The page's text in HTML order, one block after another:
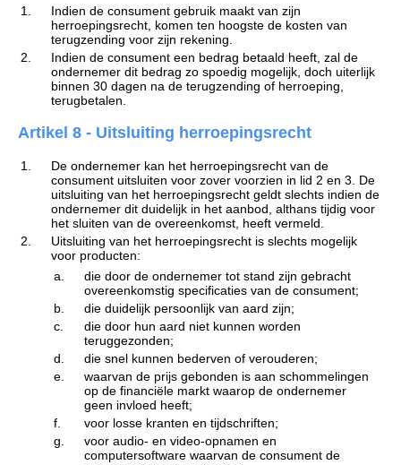
1.
Indien de consument gebruik maakt van zijn
herroepingsrecht, komen ten hoogste de kosten van
terugzending voor zijn rekening.
2.
Indien de consument een bedrag betaald heeft, zal de
ondernemer dit bedrag zo spoedig mogelijk, doch uiterlijk
binnen 30 dagen na de terugzending of herroeping,
terugbetalen.
Artikel 8 - Uitsluiting herroepingsrecht
1.
De ondernemer kan het herroepingsrecht van de
consument uitsluiten voor zover voorzien in lid 2 en 3. De
uitsluiting van het herroepingsrecht geldt slechts indien de
ondernemer dit duidelijk in het aanbod, althans tijdig voor
het sluiten van de overeenkomst, heeft vermeld.
2.
Uitsluiting van het herroepingsrecht is slechts mogelijk
voor producten:
a.
die door de ondernemer tot stand zijn gebracht
overeenkomstig specificaties van de consument;
b.
die duidelijk persoonlijk van aard zijn;
c.
die door hun aard niet kunnen worden
teruggezonden;
d.
die snel kunnen bederven of verouderen;
e.
waarvan de prijs gebonden is aan schommelingen
op de financiële markt waarop de ondernemer
geen invloed heeft;
f.
voor losse kranten en tijdschriften;
g.
voor audio- en video-opnamen en
computersoftware waarvan de consument de